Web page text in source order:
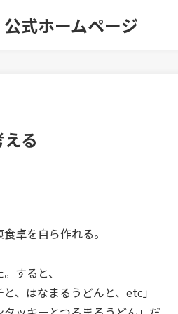
式ホームページ
る
卓を自ら作れる。
すると、
、はなまるうどんと、etc」